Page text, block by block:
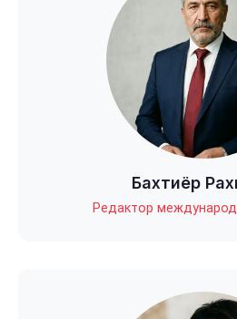
Бахтиёр
Редактор